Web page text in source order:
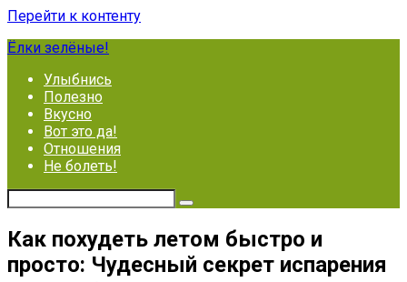
Перейти к контенту
Ёлки зелёные!
Улыбнись
Полезно
Вкусно
Вот это да!
Отношения
Не болеть!
Как похудеть летом быстро и
просто: Чудесный секрет испарения